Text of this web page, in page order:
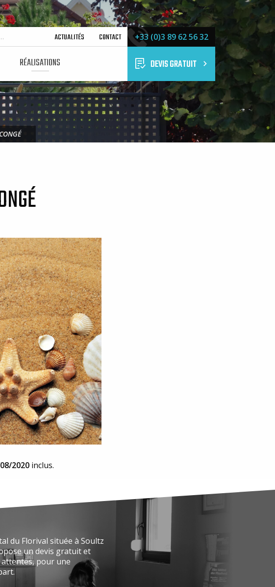
pose de toutes vos menuiseries ACTUALITÉS CONTACT
RÉALISATIONS
+33 (0)3 89 62 56 32
DEVIS GRATUIT
2020 inclus.
du Florival située à Soultz
un devis gratuit et
pour une